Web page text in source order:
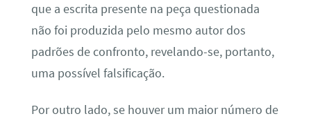
que a escrita presente na peça questionada
não foi produzida pelo mesmo autor dos
padrões de confronto, revelando-se, portanto,
uma possível falsificação.
Por outro lado, se houver um maior número de